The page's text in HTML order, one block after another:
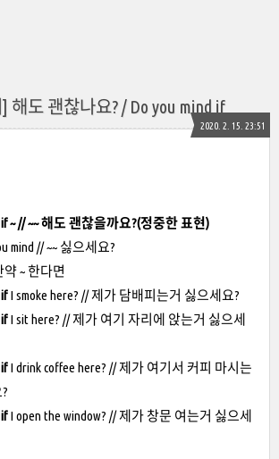
해도 괜찮나요? / Do you mind if
2020. 2. 15. 23:51
if ~ // ~~ 해도 괜찮을까요?(정중한 표현)
mind // ~~ 싫으세요?
약 ~ 한다면
I smoke here? // 제가 담배피는거 싫으세요?
I sit here? // 제가 여기 자리에 앉는거 싫으세
I drink coffee here? // 제가 여기서 커피 마시는
ifI open the window? // 제가 창문 여는거 싫으세